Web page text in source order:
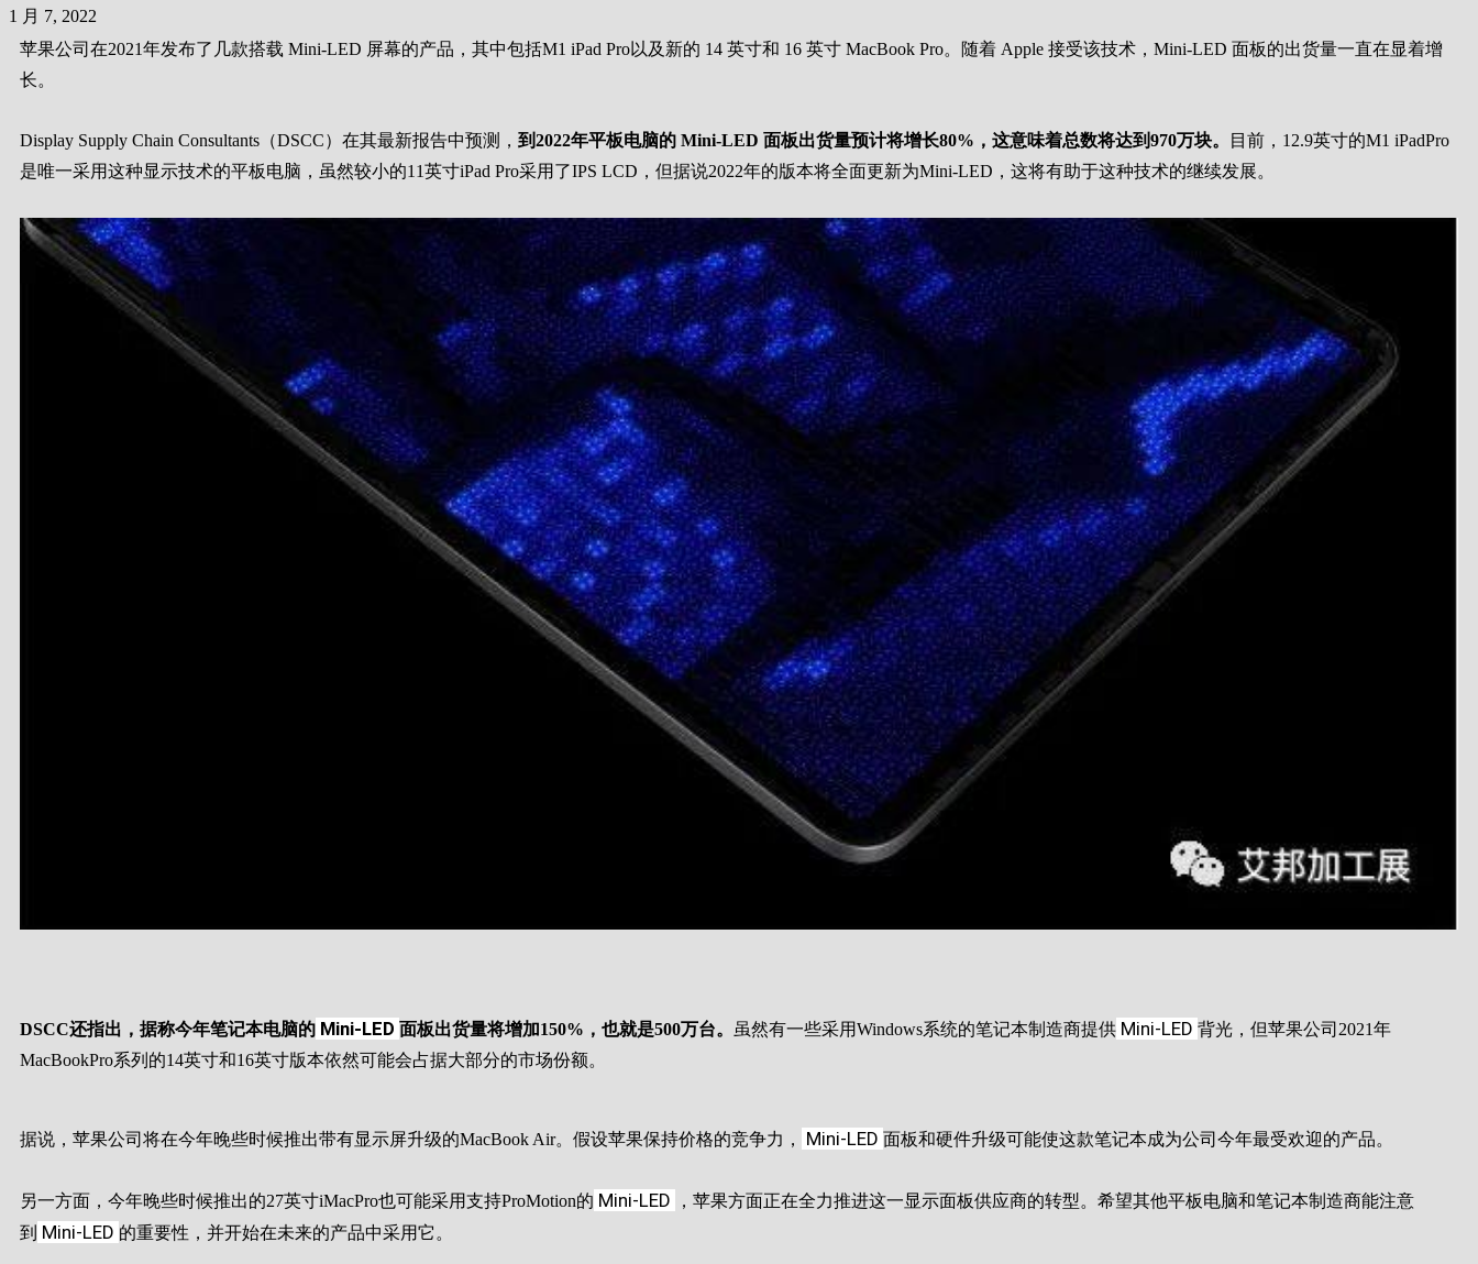
1 月 7, 2022
苹果公司在2021年发布了几款搭载 Mini-LED 屏幕的产品，其中包括M1 iPad Pro以及新的 14 英寸和 16 英寸 MacBook Pro。随着 Apple 接受该技术，Mini-LED 面板的出货量一直在显着增
长。
Display Supply Chain Consultants（DSCC）在其最新报告中预测， 到2022年平板电脑的 Mini-LED 面板出货量预计将增长80%，这意味着总数将达到970万块。
目前，12.9英寸的M1 iPadPro
是唯一采用这种显示技术的平板电脑，虽然较小的11英寸iPad Pro采用了IPS LCD，但据说2022年的版本将全面更新为Mini-LED，这将有助于这种技术的继续发展。
DSCC还指出，据称今年笔记本电脑的 Mini-LED 面板出货量将增加150%，也就是500万台。 虽然有一些采用Windows系统的笔记本制造商提供 Mini-LED 背光，但苹果公司2021年
MacBookPro系列的14英寸和16英寸版本依然可能会占据大部分的市场份额。
据说，苹果公司将在今年晚些时候推出带有显示屏升级的MacBook Air。假设苹果保持价格的竞争力， Mini-LED 面板和硬件升级可能使这款笔记本成为公司今年最受欢迎的产品。
另一方面，今年晚些时候推出的27英寸iMacPro也可能采用支持ProMotion的 Mini-LED
，苹果方面正在全力推进这一显示面板供应商的转型。希望其他平板电脑和笔记本制造商能注意
到 Mini-LED 的重要性，并开始在未来的产品中采用它。